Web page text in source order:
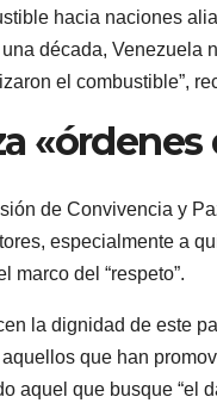
hacia naciones
década, Venezuela
el combustible”,
de Convivencia y
especialmente a
marco del “respeto”.
la dignidad de este
que han
aquel que busque “el